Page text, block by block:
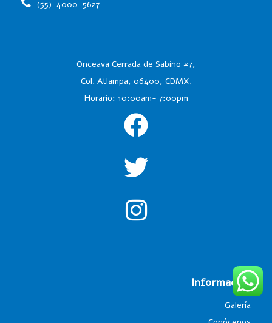
(55) 4000-5627
Onceava Cerrada de Sabino #7,
Col. Atlampa, 06400, CDMX.
Horario: 10:00am- 7:00pm
Información
Galería